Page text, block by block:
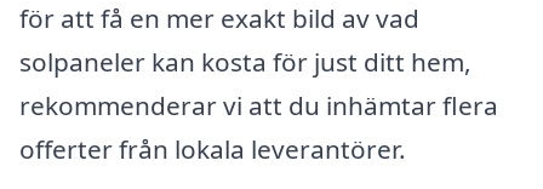
för att få en mer exakt bild av vad
solpaneler kan kosta för just ditt hem,
rekommenderar vi att du inhämtar flera
offerter från lokala leverantörer.